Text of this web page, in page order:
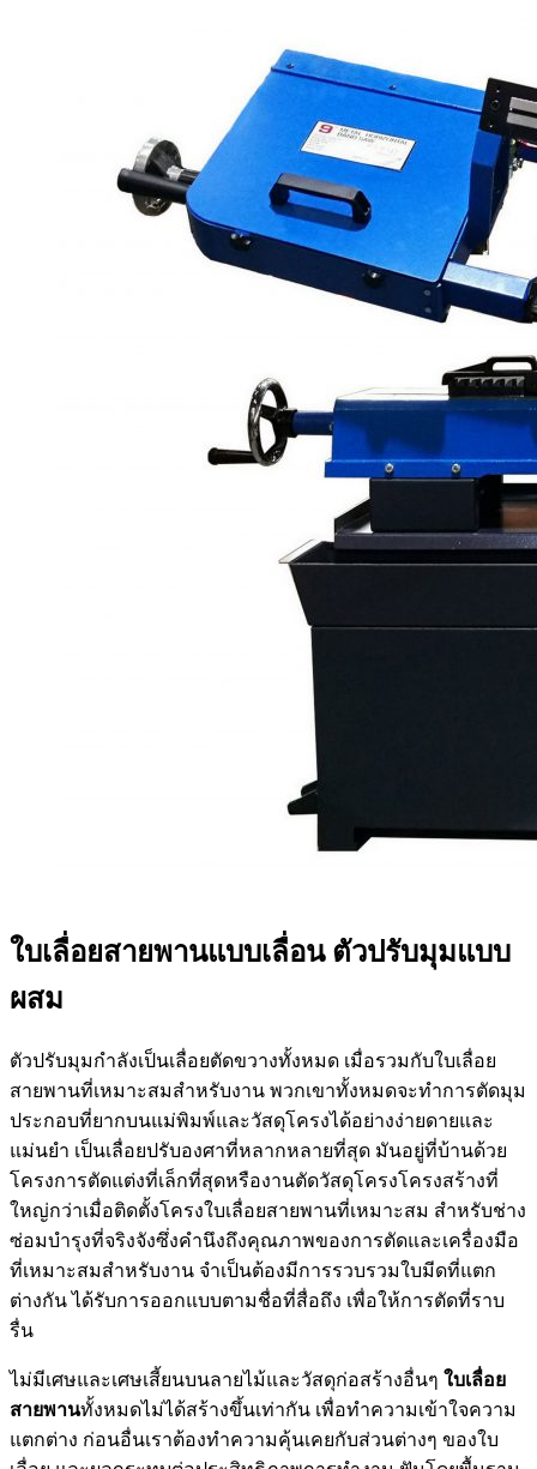
ใบเลื่อยสายพานแบบเลื่อน ตัวปรับมุมแบบ
ผสม
ตัวปรับมุมกำลังเป็นเลื่อยตัดขวางทั้งหมด เมื่อรวมกับใบเลื่อย
สายพานที่เหมาะสมสำหรับงาน พวกเขาทั้งหมดจะทำการตัดมุม
ประกอบที่ยากบนแม่พิมพ์และวัสดุโครงได้อย่างง่ายดายและ
แม่นยำ เป็นเลื่อยปรับองศาที่หลากหลายที่สุด มันอยู่ที่บ้านด้วย
โครงการตัดแต่งที่เล็กที่สุดหรืองานตัดวัสดุโครงโครงสร้างที่
ใหญ่กว่าเมื่อติดตั้งโครงใบเลื่อยสายพานที่เหมาะสม สำหรับช่าง
ซ่อมบำรุงที่จริงจังซึ่งคำนึงถึงคุณภาพของการตัดและเครื่องมือ
ที่เหมาะสมสำหรับงาน จำเป็นต้องมีการรวบรวมใบมีดที่แตก
ต่างกัน ได้รับการออกแบบตามชื่อที่สื่อถึง เพื่อให้การตัดที่ราบ
รื่น
ไม่มีเศษและเศษเสี้ยนบนลายไม้และวัสดุก่อสร้างอื่นๆ ใบเลื่อย
สายพานทั้งหมดไม่ได้สร้างขึ้นเท่ากัน เพื่อทำความเข้าใจความ
แตกต่าง ก่อนอื่นเราต้องทำความคุ้นเคยกับส่วนต่างๆ ของใบ